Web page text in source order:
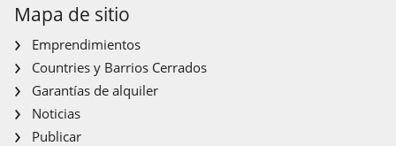
Mapa de sitio
Emprendimientos
Countries y Barrios Cerrados
Garantías de alquiler
Noticias
Publicar